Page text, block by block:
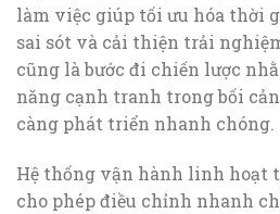
làm việc giúp tối ưu hóa thời
sai sót và cải thiện trải
cũng là bước đi chiến lược
năng cạnh tranh trong bối
càng phát triển nhanh chóng.
Hệ thống vận hành linh hoạt
cho phép điều chỉnh nhanh